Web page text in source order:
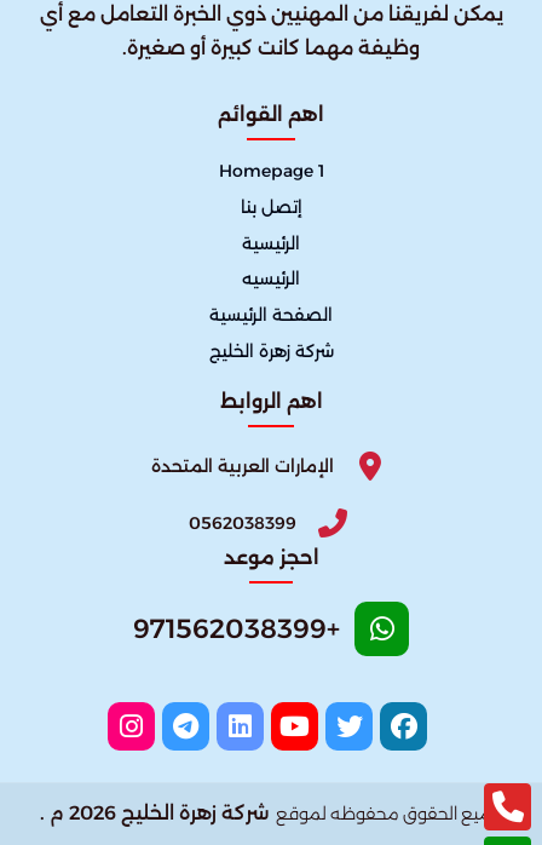
يمكن لفريقنا من المهنيين ذوي الخبرة التعامل مع أي
وظيفة مهما كانت كبيرة أو صغيرة.
اهم القوائم
Homepage 1
إتصل بنا
الرئيسية
الرئيسيه
الصفحة الرئيسية
شركة زهرة الخليج
اهم الروابط
الإمارات العربية المتحدة
0562038399
احجز موعد
+971562038399
جميع الحقوق محفوظه لموقع شركة زهرة الخليج 2026 م .